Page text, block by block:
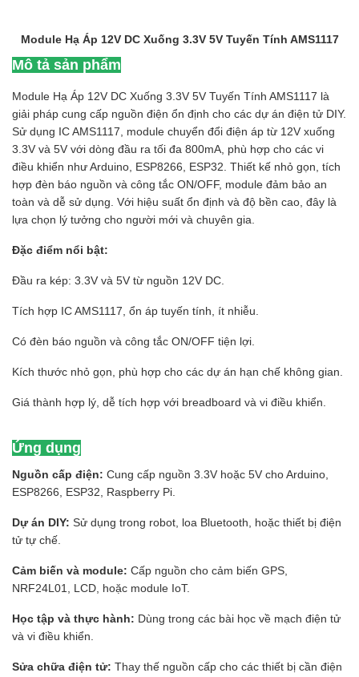
Module Hạ Áp 12V DC Xuống 3.3V 5V Tuyến Tính AMS1117
Mô tả sản phẩm
Module Hạ Áp 12V DC Xuống 3.3V 5V Tuyến Tính AMS1117 là
giải pháp cung cấp nguồn điện ổn định cho các dự án điện tử DIY.
Sử dụng IC AMS1117, module chuyển đổi điện áp từ 12V xuống
3.3V và 5V với dòng đầu ra tối đa 800mA, phù hợp cho các vi
điều khiển như Arduino, ESP8266, ESP32. Thiết kế nhỏ gọn, tích
hợp đèn báo nguồn và công tắc ON/OFF, module đảm bảo an
toàn và dễ sử dụng. Với hiệu suất ổn định và độ bền cao, đây là
lựa chọn lý tưởng cho người mới và chuyên gia.
Đặc điểm nổi bật:
Đầu ra kép: 3.3V và 5V từ nguồn 12V DC.
Tích hợp IC AMS1117, ổn áp tuyến tính, ít nhiễu.
Có đèn báo nguồn và công tắc ON/OFF tiện lợi.
Kích thước nhỏ gọn, phù hợp cho các dự án hạn chế không gian.
Giá thành hợp lý, dễ tích hợp với breadboard và vi điều khiển.
Ứng dụng
Nguồn cấp điện: Cung cấp nguồn 3.3V hoặc 5V cho Arduino,
ESP8266, ESP32, Raspberry Pi.
Dự án DIY: Sử dụng trong robot, loa Bluetooth, hoặc thiết bị điện
tử tự chế.
Cảm biến và module: Cấp nguồn cho cảm biến GPS,
NRF24L01, LCD, hoặc module IoT.
Học tập và thực hành: Dùng trong các bài học về mạch điện tử
và vi điều khiển.
Sửa chữa điện tử: Thay thế nguồn cấp cho các thiết bị cần điện